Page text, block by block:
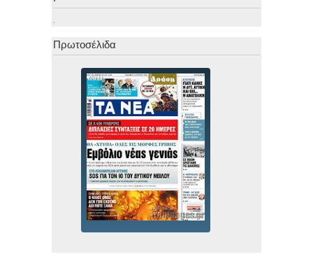
.
Πρωτοσέλιδα